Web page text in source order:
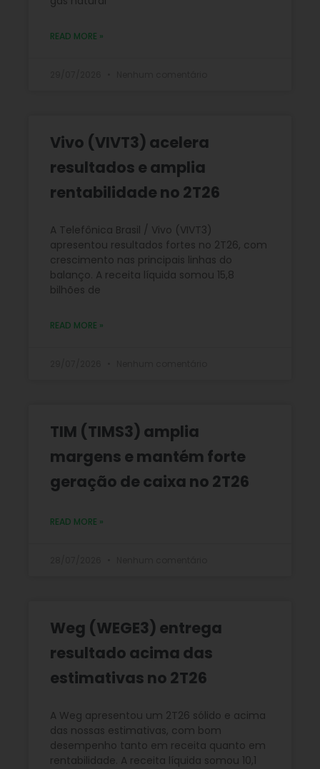
READ MORE »
Vivo (VIVT3) acelera
resultados e amplia
rentabilidade no 2T26
A Telefônica Brasil / Vivo (VIVT3)
apresentou resultados fortes no 2T26, com
crescimento nas principais linhas do
balanço. A receita líquida somou 15,8
bilhões de
READ MORE »
TIM (TIMS3) amplia
margens e mantém forte
geração de caixa no 2T26
READ MORE »
Weg (WEGE3) entrega
resultado acima das
estimativas no 2T26
A Weg apresentou um 2T26 sólido e acima
das nossas estimativas, com bom
desempenho tanto em receita quanto em
rentabilidade. A receita líquida somou 10,1